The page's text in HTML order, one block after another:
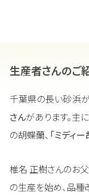
生産者さんのご
千葉県の長い砂浜
さんがあります。主
の胡蝶蘭、 「ミディ
椎名 正樹さんのお
の生産を始め、品種